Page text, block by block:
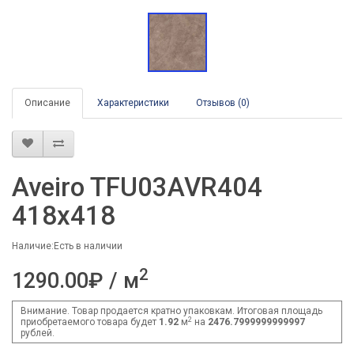
Описание Характеристики Отзывов (0)
Aveiro TFU03AVR404
418x418
Наличие:Есть в наличии
1290.00₽ / м2
Внимание. Товар продается кратно упаковкам. Итоговая площадь
приобретаемого товара будет 1.92 м2 на 2476.7999999999997
рублей.